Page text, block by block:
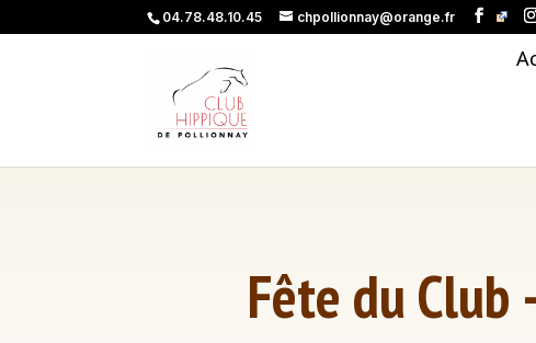
04.78.48.10.45 chpollionnay@orange.fr
Baby poney dès 3 ans
Fête du